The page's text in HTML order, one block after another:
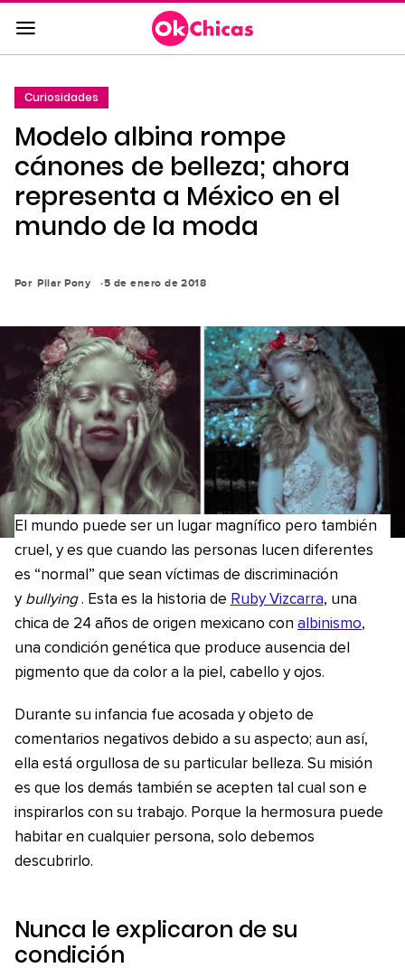
Saltar
al
contenido
a
la
navegación
principal
Curiosidades
Modelo albina rompe
cánones de belleza; ahora
representa a México en el
mundo de la moda
Por Pilar Pony 5 de enero de 2018
El mundo puede ser un lugar magnífico pero también
cruel, y es que cuando las personas lucen diferentes
es “normal” que sean víctimas de discriminación
y bullying . Esta es la historia de Ruby Vizcarra, una
chica de 24 años de origen mexicano con albinismo,
una condición genética que produce ausencia del
pigmento que da color a la piel, cabello y ojos.
Durante su infancia fue acosada y objeto de
comentarios negativos debido a su aspecto; aun así,
ella está orgullosa de su particular belleza. Su misión
es que los demás también se acepten tal cual son e
inspirarlos con su trabajo. Porque la hermosura puede
habitar en cualquier persona, solo debemos
descubrirlo.
Nunca le explicaron de su
condición